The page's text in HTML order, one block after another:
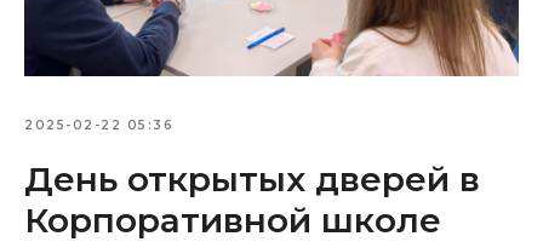
2025-02-22 05:36
День открытых дверей в
Корпоративной школе